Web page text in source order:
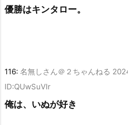
優勝はキンタロー。
116: 名無しさん＠２ちゃんねる
ID:QUwSuVIr
俺は、いぬが好き